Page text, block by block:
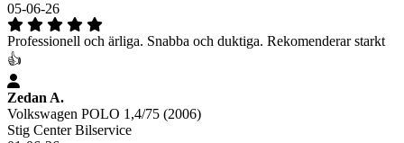
05-06-26
Professionell och ärliga. Snabba och duktiga. Rekomenderar starkt
👍
Zedan A.
Volkswagen POLO 1,4/75 (2006)
Stig Center Bilservice